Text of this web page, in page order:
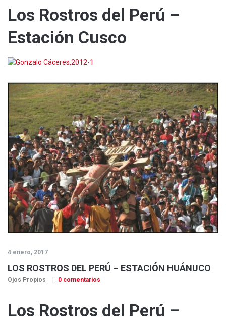
Los Rostros del Perú –
Estación Cusco
4 enero, 2017
LOS ROSTROS DEL PERÚ – ESTACIÓN HUÁNUCO
Ojos Propios 0 comentarios
Los Rostros del Perú –